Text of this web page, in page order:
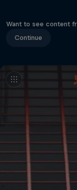
Want to see content
Continue